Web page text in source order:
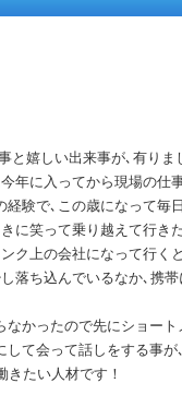
と嬉しい出来事が､有りま
年に入ってから現場の仕
験で､この歳になって毎
に笑って乗り越えて行き
ク上の会社になって行く
落ち込んでいるなか､携
なかったので先にショー
て会って話しをする事が
きたい人材です！